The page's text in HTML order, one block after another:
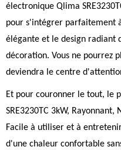
électronique Qlima
pour s'intégrer parfaitement
élégante et le design radiant
décoration. Vous ne pourrez
deviendra le centre
Et pour couronner le tout, le
SRE3230TC 3kW,
Facile à utiliser et à
d'une chaleur confortable